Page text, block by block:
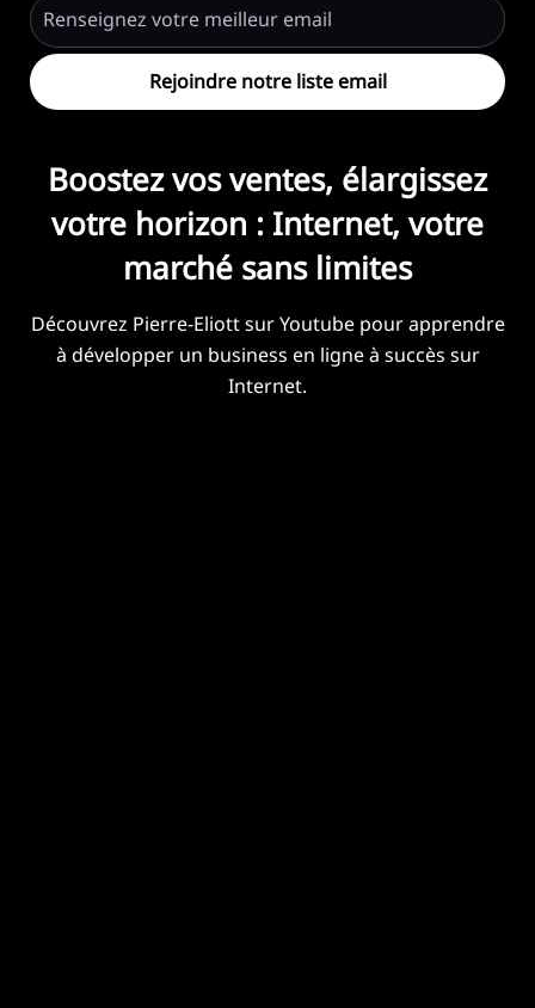
Rejoindre notre liste email
Boostez vos ventes, élargissez
votre horizon : Internet, votre
marché sans limites
Découvrez Pierre-Eliott sur Youtube pour apprendre
à développer un business en ligne à succès sur
Internet.